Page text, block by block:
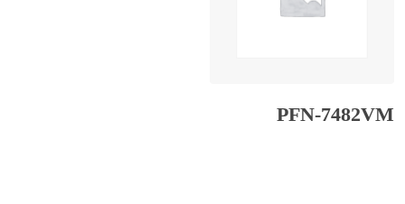
PFN-7482VM